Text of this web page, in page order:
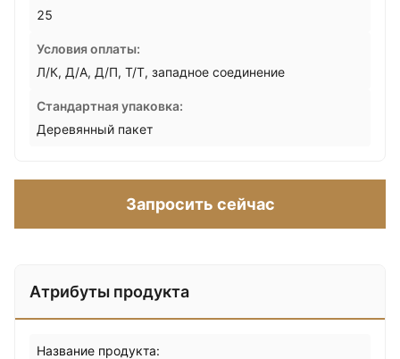
25
Условия оплаты:
Л/К, Д/А, Д/П, Т/Т, западное соединение
Стандартная упаковка:
Деревянный пакет
Запросить сейчас
Атрибуты продукта
Название продукта: